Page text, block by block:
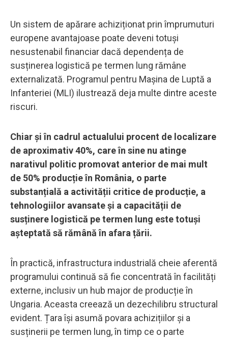
Un sistem de apărare achiziționat prin împrumuturi
europene avantajoase poate deveni totuși
nesustenabil financiar dacă dependența de
susținerea logistică pe termen lung rămâne
externalizată. Programul pentru Mașina de Luptă a
Infanteriei (MLI) ilustrează deja multe dintre aceste
riscuri.
Chiar și în cadrul actualului procent de localizare
de aproximativ 40%, care în sine nu atinge
narativul politic promovat anterior de mai mult
de 50% producție în România, o parte
substanțială a activității critice de producție, a
tehnologiilor avansate și a capacității de
susținere logistică pe termen lung este totuși
așteptată să rămână în afara țării.
În practică, infrastructura industrială cheie aferentă
programului continuă să fie concentrată în facilități
externe, inclusiv un hub major de producție în
Ungaria. Aceasta creează un dezechilibru structural
evident. Țara își asumă povara achizițiilor și a
susținerii pe termen lung, în timp ce o parte